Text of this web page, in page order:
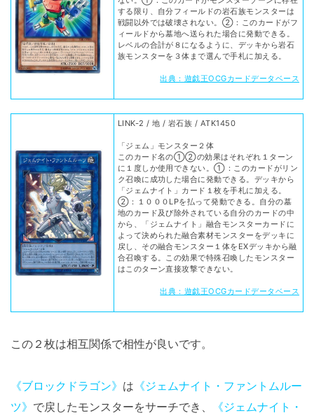
する限り、自分フィールドの岩石族モンスターは
戦闘以外では破壊されない。②：このカードがフ
ィールドから墓地へ送られた場合に発動できる。
レベルの合計が８になるように、デッキから岩石
族モンスターを３体まで選んで手札に加える。
出典：遊戯王OCGカードデータベース
LINK-2 / 地 / 岩石族 / ATK1450
「ジェム」モンスター２体
このカード名の①②の効果はそれぞれ１ターン
に１度しか使用できない。①：このカードがリン
ク召喚に成功した場合に発動できる。デッキから
「ジェムナイト」カード１枚を手札に加える。
②：１０００LPを払って発動できる。自分の墓
地のカード及び除外されている自分のカードの中
から、「ジェムナイト」融合モンスターカードに
よって決められた融合素材モンスターをデッキに
戻し、その融合モンスター１体をEXデッキから融
合召喚する。この効果で特殊召喚したモンスター
はこのターン直接攻撃できない。
出典：遊戯王OCGカードデータベース
この２枚は相互関係で相性が良いです。
《ブロックドラゴン》 は 《ジェムナイト・ファントムルー
ツ》 で戻したモンスターをサーチでき、
《ジェムナイト・